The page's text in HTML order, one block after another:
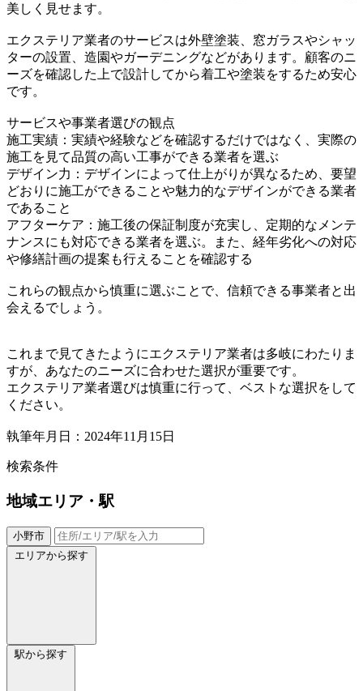
美しく見せます。
エクステリア業者のサービスは外壁塗装、窓ガラスやシャッ
ターの設置、造園やガーデニングなどがあります。顧客のニ
ーズを確認した上で設計してから着工や塗装をするため安心
です。
サービスや事業者選びの観点
施工実績：実績や経験などを確認するだけではなく、実際の
施工を見て品質の高い工事ができる業者を選ぶ
デザイン力：デザインによって仕上がりが異なるため、要望
どおりに施工ができることや魅力的なデザインができる業者
であること
アフターケア：施工後の保証制度が充実し、定期的なメンテ
ナンスにも対応できる業者を選ぶ。また、経年劣化への対応
や修繕計画の提案も行えることを確認する
これらの観点から慎重に選ぶことで、信頼できる事業者と出
会えるでしょう。
これまで見てきたようにエクステリア業者は多岐にわたりま
すが、あなたのニーズに合わせた選択が重要です。
エクステリア業者選びは慎重に行って、ベストな選択をして
ください。
執筆年月日：2024年11月15日
検索条件
地域エリア・駅
小野市
エリアから探す
駅から探す